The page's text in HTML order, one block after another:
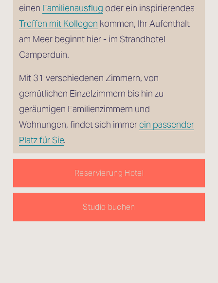
einen Familienausflug
Treffen mit Kollegen kommen, Ihr Aufenthalt
am Meer beginnt hier - im Strandhotel
Camperduin.
Mit 31 verschiedenen Zimmern, von
gemütlichen Einzelzimmern bis hin zu
geräumigen Familienzimmern und
Wohnungen, findet sich immer ein passender
Platz für Sie.
Reservierung Hotel
Studio buchen